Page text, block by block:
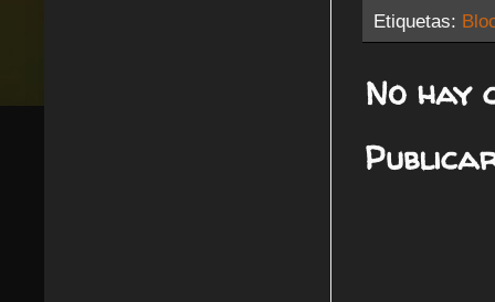
Etiquetas:
No hay